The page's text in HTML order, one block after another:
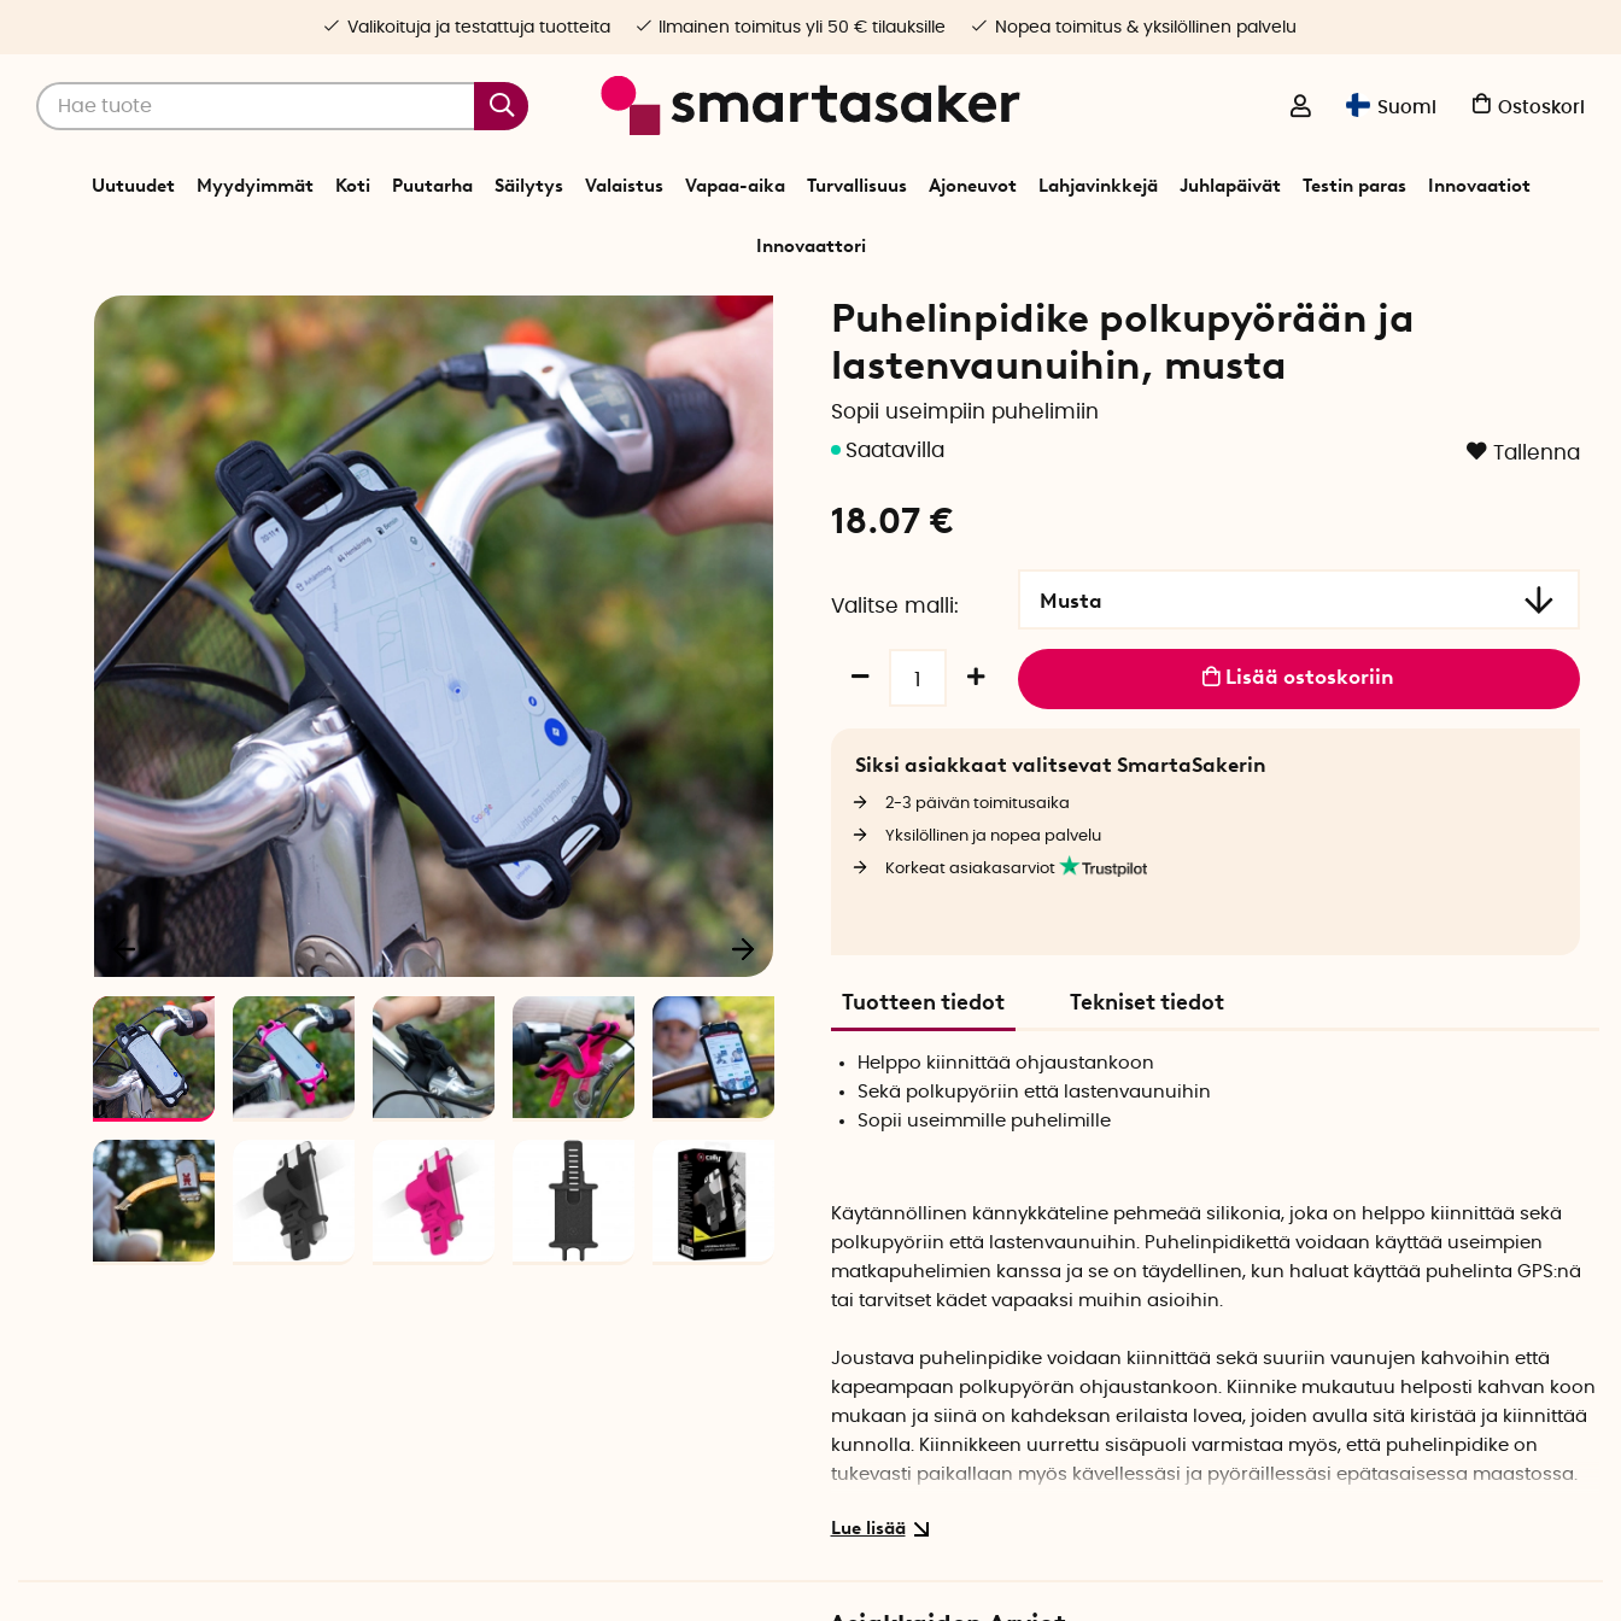
Suomi Ostoskori
Uutuudet Myydyimmät Koti Puutarha Säilytys Valaistus Vapaa-aika Turvallisuus Ajoneuvot Lahjavinkkejä Juhlapäivät Testin paras Innovaatiot
Innovaattori
Valikoituja ja testattuja tuotteita Ilmainen toimitus yli 50 € tilauksille Nopea toimitus & yksilöllinen palvelu
Puhelimen lisävarusteet Puhelinpidike polkupyörään ja lastenvaunuihin
Puhelinpidike polkupyörään ja
lastenvaunuihin, musta
Sopii useimpiin puhelimiin
Tallenna
18.07€
Valitse malli Musta
Lisää ostoskoriin
Siksi asiakkaat valitsevat SmartaSakerin
2-3 päivän toimitusaika
Yksilöllinen ja nopea palvelu
Korkeat asiakasarviot
Tuotteen tiedot Tekniset tiedot
Helppo kiinnittää ohjaustankoon
Sekä polkupyöriin että lastenvaunuihin
Sopii useimmille puhelimille
Käytännöllinen kännykkäteline pehmeää silikonia, joka on helppo kiinnittää sekä
polkupyöriin että lastenvaunuihin. Puhelinpidikettä voidaan käyttää useimpien
matkapuhelimien kanssa ja se on täydellinen, kun haluat käyttää puhelinta GPS:nä
tai tarvitset kädet vapaaksi muihin asioihin.
Joustava puhelinpidike voidaan kiinnittää sekä suuriin vaunujen kahvoihin että
kapeampaan polkupyörän ohjaustankoon. Kiinnike mukautuu helposti kahvan koon
mukaan ja siinä on kahdeksan erilaista lovea, joiden avulla sitä kiristää ja kiinnittää
kunnolla. Kiinnikkeen uurrettu sisäpuoli varmistaa myös, että puhelinpidike on
tukevasti paikallaan myös kävellessäsi ja pyöräillessäsi epätasaisessa maastossa.
Puhelinteline sopii useimpiin normaalikokoisiin puhelimiin ja kännykkäsi on helppo